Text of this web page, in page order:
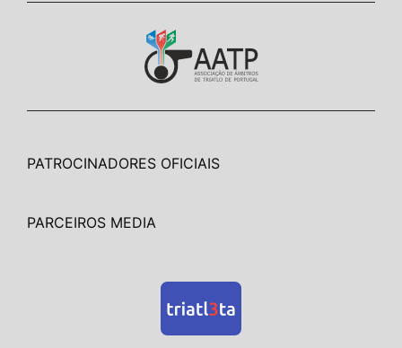
PATROCINADORES OFICIAIS
PARCEIROS MEDIA